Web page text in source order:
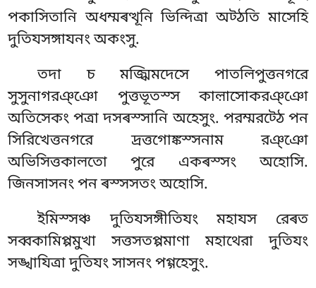
পকাসিতানি অধম্মৰত্থূনি ভিন্দিত্ৰা অট্ঠতি মাসেহি
দুতিযসঙ্গাযনং অকংসু.
তদা চ মজ্ঝিমদেসে পাতলিপুত্তনগরে
সুসুনাগরঞ্ঞো পুত্তভূতস্স কাল়াসোকরঞ্ঞো
অতিসেকং পত্ৰা দসৰস্সানি অহেসুং. পরম্মরট্ঠে পন
সিরিখেত্তনগরে দ্ৰত্তগোঙ্কস্সনাম রঞ্ঞো
অভিসিত্তকালতো পুরে একৰস্সং অহোসি.
জিনসাসনং পন ৰস্সসতং অহোসি.
ইমিস্সঞ্চ দুতিযসঙ্গীতিযং মহাযস রেৰত
সব্বকামিপ্পমুখা সত্তসতপ্পমাণা মহাথেরা দুতিযং
সঙ্খাযিত্ৰা দুতিযং সাসনং পগ্গহেসুং.